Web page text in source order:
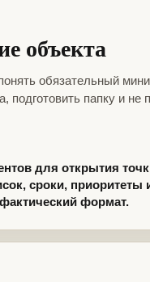
объекта
обязательный
подготовить папку и не
для открытия
сроки, приоритеты
формат.